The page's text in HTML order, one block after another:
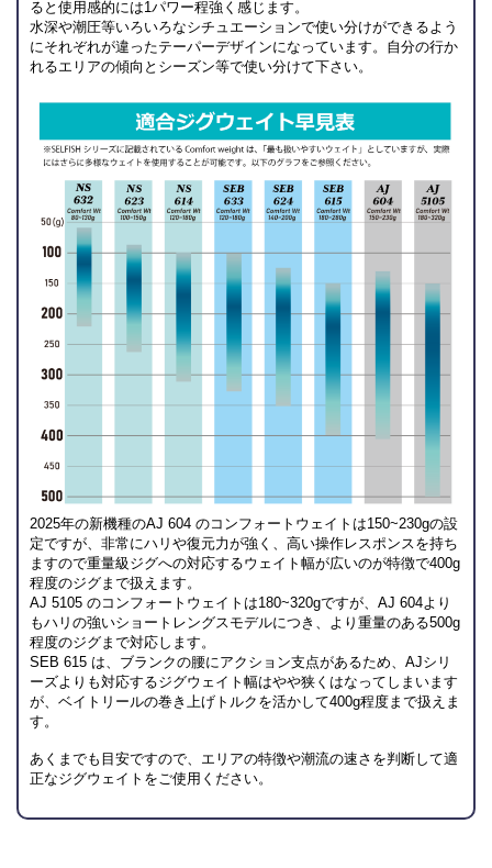
ると使用感的には1パワー程強く感じます。
水深や潮圧等いろいろなシチュエーションで使い分けができるよう
にそれぞれが違ったテーパーデザインになっています。自分の行か
れるエリアの傾向とシーズン等で使い分けて下さい。
2025年の新機種のAJ 604 のコンフォートウェイトは150~230gの設
定ですが、非常にハリや復元力が強く、高い操作レスポンスを持ち
ますので重量級ジグへの対応するウェイト幅が広いのが特徴で400g
程度のジグまで扱えます。
AJ 5105 のコンフォートウェイトは180~320gですが、AJ 604より
もハリの強いショートレングスモデルにつき、より重量のある500g
程度のジグまで対応します。
SEB 615 は、ブランクの腰にアクション支点があるため、AJシリ
ーズよりも対応するジグウェイト幅はやや狭くはなってしまいます
が、ベイトリールの巻き上げトルクを活かして400g程度まで扱えま
す。
あくまでも目安ですので、エリアの特徴や潮流の速さを判断して適
正なジグウェイトをご使用ください。